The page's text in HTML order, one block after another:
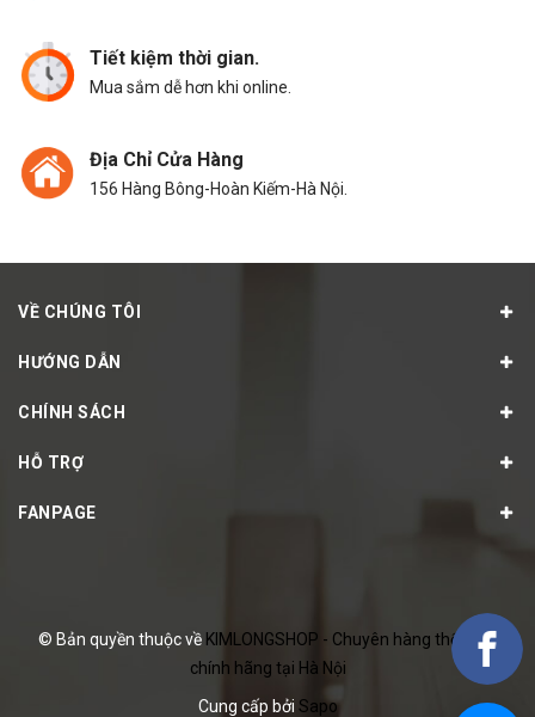
Tiết kiệm thời gian.
Mua sắm dễ hơn khi online.
Địa Chỉ Cửa Hàng
156 Hàng Bông-Hoàn Kiếm-Hà Nội.
VỀ CHÚNG TÔI
HƯỚNG DẪN
CHÍNH SÁCH
HỖ TRỢ
FANPAGE
© Bản quyền thuộc về KIMLONGSHOP - Chuyên hàng thể thao
chính hãng tại Hà Nội
Cung cấp bởi Sapo